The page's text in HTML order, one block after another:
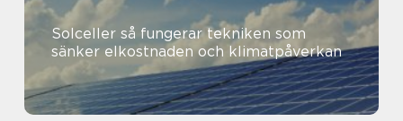
Solceller så fungerar tekniken som
sänker elkostnaden och klimatpåverkan